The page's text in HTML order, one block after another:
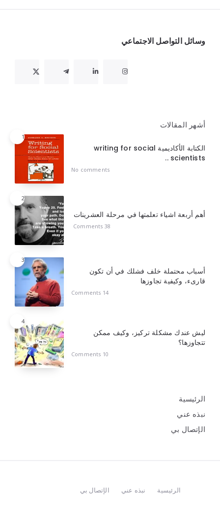
Widgets
وسائل التواصل الاجتماعي
أشهر المقالات
1
الكتابة الأكاديمية writing for social
scientists ..
No comments
2
أهم أربعة اشياء تعلمتها في مرحلة العشرينات
38 Comments
3
أسباب محتملة خلف فشلك في أن تكون
قارىء، وكيفية تجاوزها
14 Comments
4
ليش عندك مشكلة تركيز، وكيف ممكن
تتجاوزها؟
10 Comments
الرئيسية
نبذه عني
الإتصال بي
الرئيسية نبذه عني الإتصال بي